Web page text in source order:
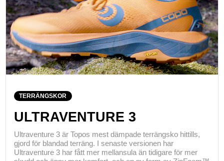
TERRÄNGSKOR
ULTRAVENTURE 3
Ultraventure 3 är Topos mest dämpade terrängsko hittills,
gjord för blandad terräng. I senaste versionen har
Ultraventure 3 har fått mer mellansula än tidigare för mer